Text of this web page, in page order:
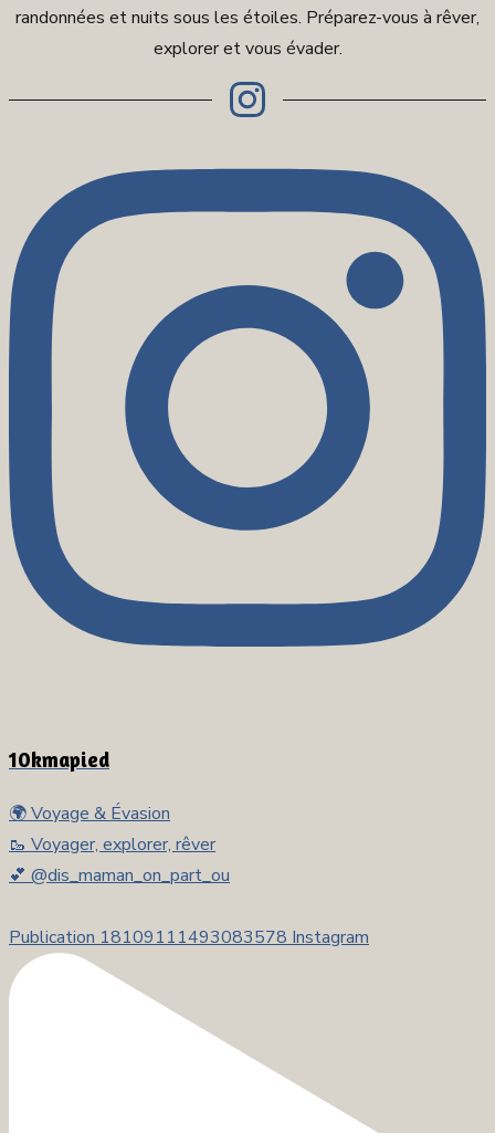
randonnées et nuits sous les étoiles. Préparez-vous à rêver,
explorer et vous évader.
10kmapied
🌍 Voyage & Évasion
🥾 Voyager, explorer, rêver
💕 @dis_maman_on_part_ou
Publication 18109111493083578 Instagram